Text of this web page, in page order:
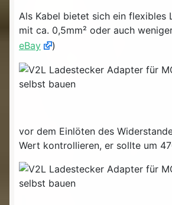
Als Kabel bietet sich ein flexibles
mit ca. 0,5mm² oder auch
eBay
)
vor dem Einlöten des
Wert kontrollieren, er sollte um